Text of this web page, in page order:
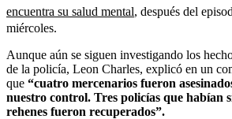
encuentra su salud mental, después del
miércoles.
Aunque aún se siguen investigando los
de la policía, Leon Charles, explicó en un
que “cuatro mercenarios fueron
nuestro control. Tres policías que habían
rehenes fueron recuperados”.